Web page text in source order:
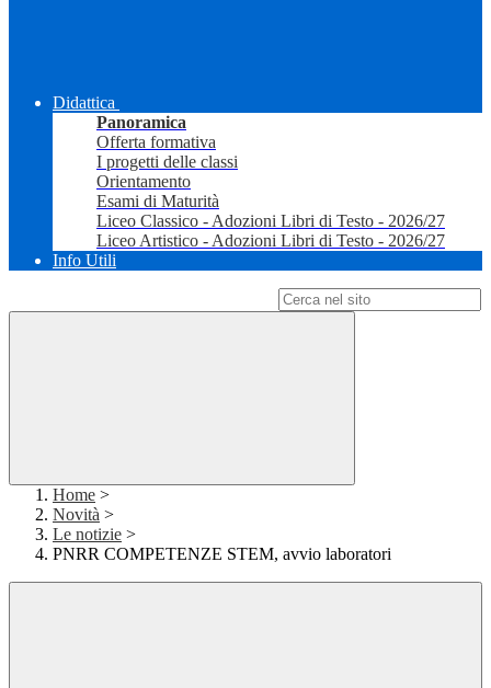
Didattica
Panoramica
Offerta formativa
I progetti delle classi
Orientamento
Esami di Maturità
Liceo Classico - Adozioni Libri di Testo - 2026/27
Liceo Artistico - Adozioni Libri di Testo - 2026/27
Info Utili
Home >
Novità >
Le notizie >
PNRR COMPETENZE STEM, avvio laboratori